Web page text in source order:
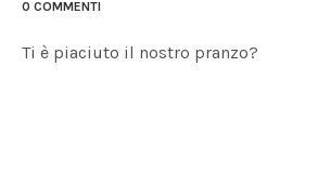
0 COMMENTI
Ti è piaciuto il nostro pranzo?